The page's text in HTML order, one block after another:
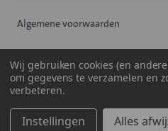
Algemene voorwaarden
Cookiebeleid
Wij gebruiken cookies (en
om gegevens te verzamelen en
verbeteren.
Instellingen Alles